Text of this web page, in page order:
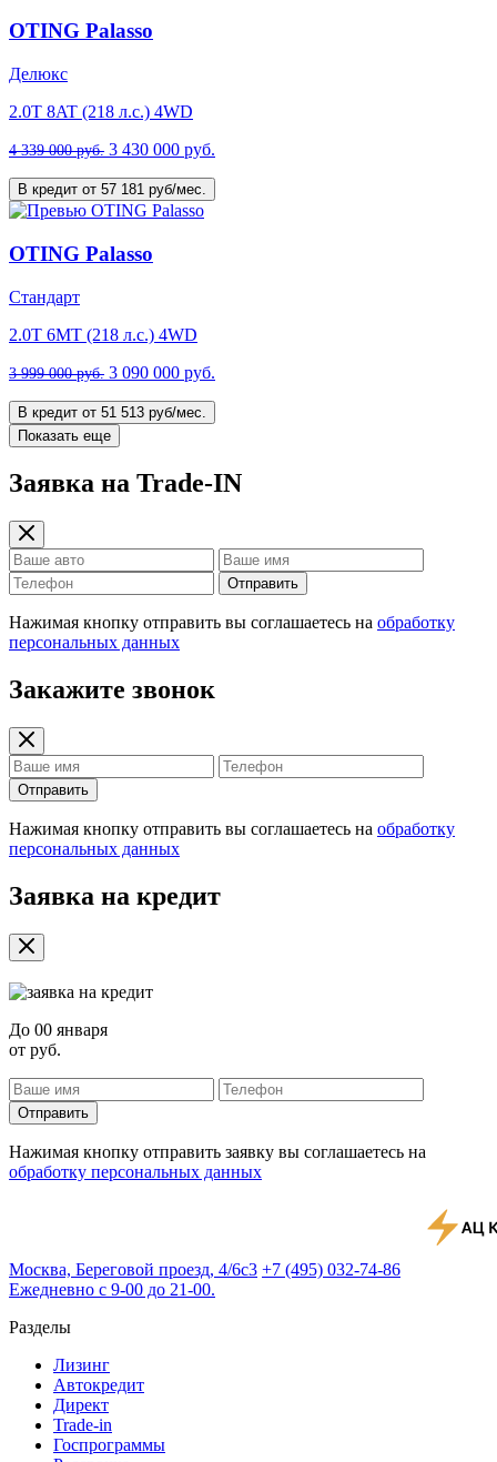
OTING Palasso
Делюкс
2.0T 8AT (218 л.с.) 4WD
4 339 000 руб. 3 430 000 руб.
В кредит от 57 181 руб/мес.
OTING Palasso
Стандарт
2.0T 6MT (218 л.с.) 4WD
3 999 000 руб. 3 090 000 руб.
В кредит от 51 513 руб/мес.
Показать еще
Заявка на Trade-IN
Отправить
Нажимая кнопку отправить вы соглашаетесь на обработку
персональных данных
Закажите звонок
Отправить
Нажимая кнопку отправить вы соглашаетесь на обработку
персональных данных
Заявка на кредит
До 00 января
от руб.
Отправить
Нажимая кнопку отправить заявку вы соглашаетесь на
обработку персональных данных
Москва, Береговой проезд, 4/6с3 +7 (495) 032-74-86
Ежедневно с 9-00 до 21-00.
Разделы
Лизинг
Автокредит
Директ
Trade-in
Госпрограммы